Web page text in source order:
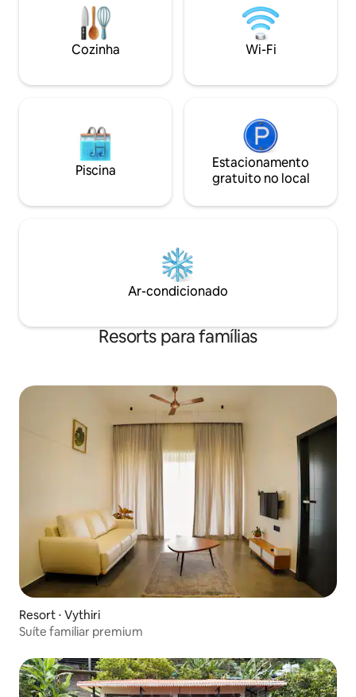
para escapadelas românticas, retiros
solitários tranquilos ou férias relaxantes
em família, nossas casas de campo
proporcionam uma mistura perfeita de
contemporâneo.
horas Café da
(buffet) Piscina
resort) Verifique a disponibilidade
enviando uma
Cozinha Wi-Fi
Piscina
Estacionamento
gratuito no local
Ar-condicionado
Resorts para famílias
Resort ⋅ Vythiri
Suíte familiar premium